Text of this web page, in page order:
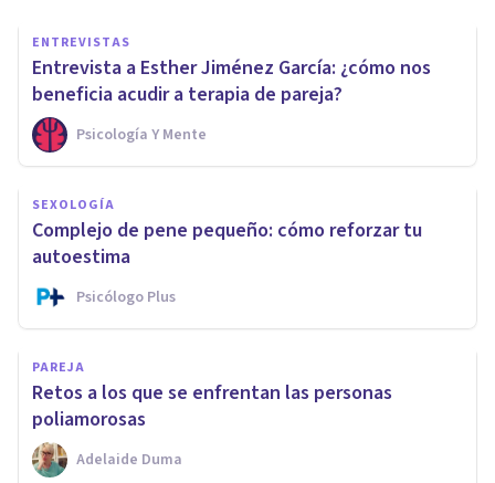
ENTREVISTAS
Entrevista a Esther Jiménez García: ¿cómo nos
beneficia acudir a terapia de pareja?
Psicología Y Mente
SEXOLOGÍA
Complejo de pene pequeño: cómo reforzar tu
autoestima
Psicólogo Plus
PAREJA
Retos a los que se enfrentan las personas
poliamorosas
Adelaide Duma